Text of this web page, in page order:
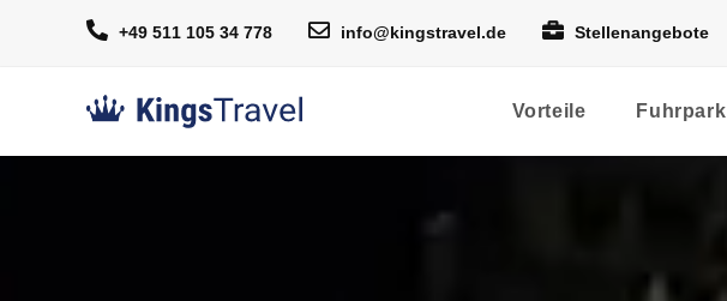
+49 511 105 34 778 info@kingstravel.de Stellenangebote
Vorteile Fuhrpark